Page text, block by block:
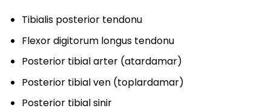
Tibialis posterior tendonu
Flexor digitorum longus tendonu
Posterior tibial arter (atardamar)
Posterior tibial ven (toplardamar)
Posterior tibial sinir